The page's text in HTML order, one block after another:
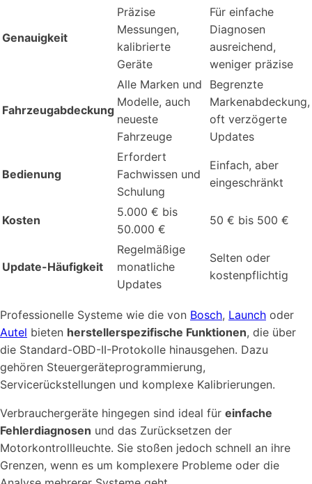
Genauigkeit
Präzise
Messungen,
kalibrierte
Geräte
Für einfache
Diagnosen
ausreichend,
weniger präzise
Fahrzeugabdeckung
Alle Marken und
Modelle, auch
neueste
Fahrzeuge
Begrenzte
Markenabdeckung,
oft verzögerte
Updates
Bedienung
Erfordert
Fachwissen und
Schulung
Einfach, aber
eingeschränkt
Kosten
5.000 € bis
50.000 €
50 € bis 500 €
Update-Häufigkeit
Regelmäßige
monatliche
Updates
Selten oder
kostenpflichtig
Professionelle Systeme wie die von Bosch, Launch oder
Autel bieten herstellerspezifische Funktionen, die über
die Standard-OBD-II-Protokolle hinausgehen. Dazu
gehören Steuergeräteprogrammierung,
Servicerückstellungen und komplexe Kalibrierungen.
Verbrauchergeräte hingegen sind ideal für einfache
Fehlerdiagnosen und das Zurücksetzen der
Motorkontrollleuchte. Sie stoßen jedoch schnell an ihre
Grenzen, wenn es um komplexere Probleme oder die